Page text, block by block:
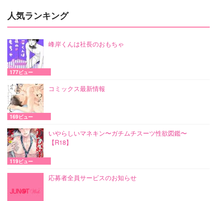
人気ランキング
峰岸くんは社長のおもちゃ
177ビュー
コミックス最新情報
169ビュー
いやらしいマネキン〜ガチムチスーツ性欲図鑑〜
【R18】
119ビュー
応募者全員サービスのお知らせ